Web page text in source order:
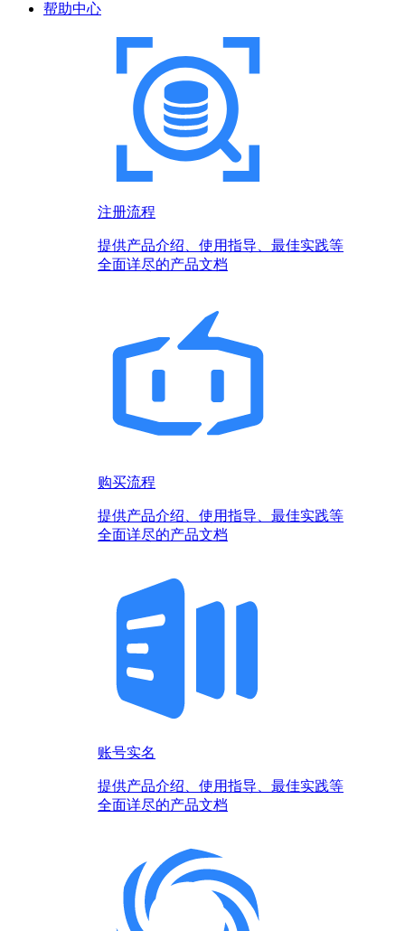
帮助中心
注册流程
提供产品介绍、使用指导、最佳实践等
全面详尽的产品文档
购买流程
提供产品介绍、使用指导、最佳实践等
全面详尽的产品文档
账号实名
提供产品介绍、使用指导、最佳实践等
全面详尽的产品文档